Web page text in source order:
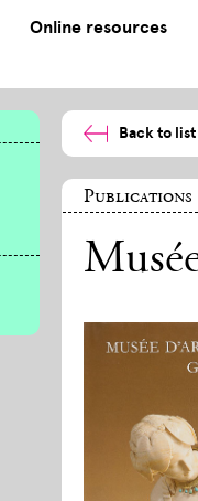
Online resources
Back to list
Publications